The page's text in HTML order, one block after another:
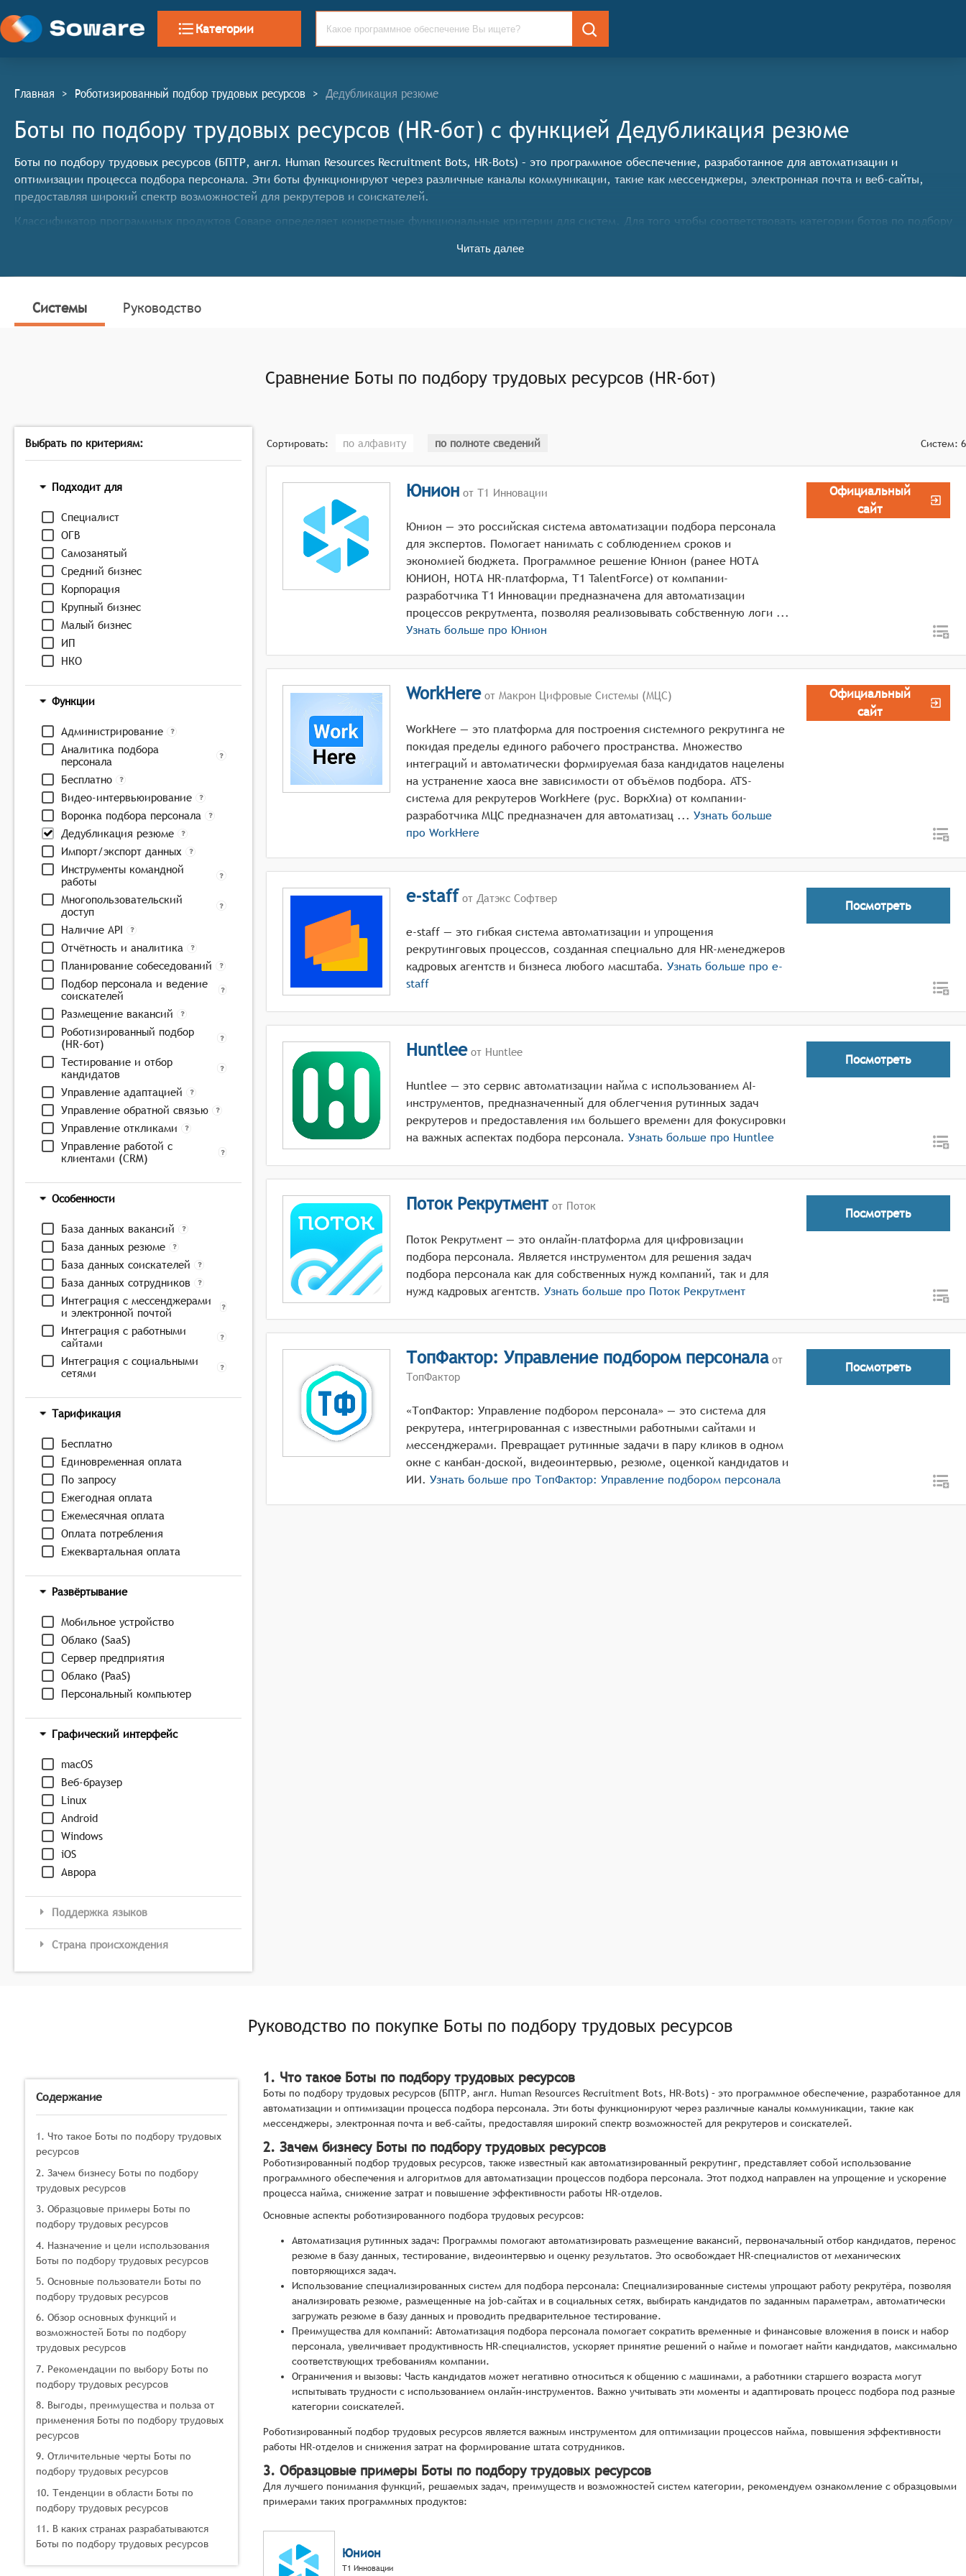
Категории
Главная > Роботизированный подбор трудовых ресурсов > Дедубликация резюме
Боты по подбору трудовых ресурсов (HR-бот) c функцией Дедубликация резюме
Боты по подбору трудовых ресурсов (БПТР, англ. Human Resources Recruitment Bots, HR-Bots) – это программное обеспечение, разработанное для автоматизации и
оптимизации процесса подбора персонала. Эти боты функционируют через различные каналы коммуникации, такие как мессенджеры, электронная почта и веб-сайты,
предоставляя широкий спектр возможностей для рекрутеров и соискателей.
Классификатор программных продуктов Соваре определяет конкретные функциональные критерии для систем. Для того чтобы соответствовать категории ботов по подбору
Фильтрация откликов: Системы должны фильтровать отклики кандидатов по заданным критериям, таким как навыки, опыт работы, образование и местоположение.
Оценка квалификации кандидата: Боты должны оценивать квалификацию кандидата, анализируя его резюме, опыт работы и результаты собеседований.
поддерживая диалог до момента принятия решения о найме.
Читать далее
Системы Руководство
Сравнение Боты по подбору трудовых ресурсов (HR-бот)
Выбрать по критериям:
Подходит для
Специалист
ОГВ
Самозанятый
Средний бизнес
Корпорация
Крупный бизнес
Малый бизнес
ИП
НКО
Функции
Администрирование
Аналитика подбора
персонала
Бесплатно
Видео-интервьюирование
Воронка подбора персонала
Дедубликация резюме
Импорт/экспорт данных
Инструменты командной
работы
Многопользовательский
доступ
Наличие API
Отчётность и аналитика
Планирование собеседований
Подбор персонала и ведение
соискателей
Размещение вакансий
Роботизированный подбор
(HR-бот)
Тестирование и отбор
кандидатов
Управление адаптацией
Управление обратной связью
Управление откликами
Управление работой с
клиентами (CRM)
Особенности
База данных вакансий
База данных резюме
База данных соискателей
База данных сотрудников
Интеграция с мессенджерами
и электронной почтой
Интеграция с работными
сайтами
Интеграция с социальными
сетями
Тарификация
Бесплатно
Единовременная оплата
По запросу
Ежегодная оплата
Ежемесячная оплата
Оплата потребления
Ежеквартальная оплата
Развёртывание
Мобильное устройство
Облако (SaaS)
Сервер предприятия
Облако (PaaS)
Персональный компьютер
Графический интерфейс
macOS
Веб-браузер
Linux
Android
Windows
iOS
Аврора
Поддержка языков
Страна происхождения
Сортировать: по алфавиту по полноте сведений Систем: 6
Юнион от Т1 Инновации
Юнион — это российская система автоматизации подбора персонала
для экспертов. Помогает нанимать с соблюдением сроков и
экономией бюджета. Программное решение Юнион (ранее НОТА
ЮНИОН, НОТА HR-платформа, Т1 TalentForce) от компании-
разработчика Т1 Инновации предназначена для автоматизации
процессов рекрутмента, позволяя реализовывать собственную логи ...
Узнать больше про Юнион
Официальный
сайт
WorkHereот Макрон Цифровые Системы (МЦС)
WorkHere — это платформа для построения системного рекрутинга не
покидая пределы единого рабочего пространства. Множество
интеграций и автоматически формируемая база кандидатов нацелены
на устранение хаоса вне зависимости от объёмов подбора. ATS-
система для рекрутеров WorkHere (рус. ВоркХиа) от компании-
разработчика МЦС предназначен для автоматизац ... Узнать больше
про WorkHere
Официальный
сайт
e-staff от Датэкс Софтвер
e-staff — это гибкая система автоматизации и упрощения
рекрутинговых процессов, созданная специально для HR-менеджеров
кадровых агентств и бизнеса любого масштаба. Узнать больше про e-
staff
Посмотреть
Huntleeот Huntlee
Huntlee — это сервис автоматизации найма с использованием AI-
инструментов, предназначенный для облегчения рутинных задач
рекрутеров и предоставления им большего времени для фокусировки
на важных аспектах подбора персонала. Узнать больше про Huntlee
Посмотреть
Поток Рекрутментот Поток
Поток Рекрутмент — это онлайн-платформа для цифровизации
подбора персонала. Является инструментом для решения задач
подбора персонала как для собственных нужд компаний, так и для
нужд кадровых агентств. Узнать больше про Поток Рекрутмент
Посмотреть
ТопФактор: Управление подбором персоналаот
ТопФактор
«ТопФактор: Управление подбором персонала» — это система для
рекрутера, интегрированная с известными работными сайтами и
мессенджерами. Превращает рутинные задачи в пару кликов в одном
окне с канбан-доской, видеоинтервью, резюме, оценкой кандидатов и
ИИ. Узнать больше про ТопФактор: Управление подбором персонала
Посмотреть
Руководство по покупке Боты по подбору трудовых ресурсов
Содержание
1. Что такое Боты по подбору трудовых
ресурсов
2. Зачем бизнесу Боты по подбору
трудовых ресурсов
3. Образцовые примеры Боты по
подбору трудовых ресурсов
4. Назначение и цели использования
Боты по подбору трудовых ресурсов
5. Основные пользователи Боты по
подбору трудовых ресурсов
6. Обзор основных функций и
возможностей Боты по подбору
трудовых ресурсов
7. Рекомендации по выбору Боты по
подбору трудовых ресурсов
8. Выгоды, преимущества и польза от
применения Боты по подбору трудовых
ресурсов
9. Отличительные черты Боты по
подбору трудовых ресурсов
10. Тенденции в области Боты по
подбору трудовых ресурсов
11. В каких странах разрабатываются
Боты по подбору трудовых ресурсов
1. Что такое Боты по подбору трудовых ресурсов
Боты по подбору трудовых ресурсов (БПТР, англ. Human Resources Recruitment Bots, HR-Bots) – это программное обеспечение, разработанное для
автоматизации и оптимизации процесса подбора персонала. Эти боты функционируют через различные каналы коммуникации, такие как
мессенджеры, электронная почта и веб-сайты, предоставляя широкий спектр возможностей для рекрутеров и соискателей.
2. Зачем бизнесу Боты по подбору трудовых ресурсов
Роботизированный подбор трудовых ресурсов, также известный как автоматизированный рекрутинг, представляет собой использование
программного обеспечения и алгоритмов для автоматизации процессов подбора персонала. Этот подход направлен на упрощение и ускорение
процесса найма, снижение затрат и повышение эффективности работы HR-отделов.
Основные аспекты роботизированного подбора трудовых ресурсов:
Автоматизация рутинных задач: Программы помогают автоматизировать размещение вакансий, первоначальный отбор кандидатов, перенос
резюме в базу данных, тестирование, видеоинтервью и оценку результатов. Это освобождает HR-специалистов от механических
повторяющихся задач.
Использование специализированных систем для подбора персонала: Специализированные системы упрощают работу рекрутёра, позволяя
анализировать резюме, размещенные на job-сайтах и в социальных сетях, выбирать кандидатов по заданным параметрам, автоматически
загружать резюме в базу данных и проводить предварительное тестирование.
Преимущества для компаний: Автоматизация подбора персонала помогает сократить временные и финансовые вложения в поиск и набор
персонала, увеличивает продуктивность HR-специалистов, ускоряет принятие решений о найме и помогает найти кандидатов, максимально
соответствующих требованиям компании.
Ограничения и вызовы: Часть кандидатов может негативно относиться к общению с машинами, а работники старшего возраста могут
испытывать трудности с использованием онлайн-инструментов. Важно учитывать эти моменты и адаптировать процесс подбора под разные
категории соискателей.
Роботизированный подбор трудовых ресурсов является важным инструментом для оптимизации процессов найма, повышения эффективности
работы HR-отделов и снижения затрат на формирование штата сотрудников.
3. Образцовые примеры Боты по подбору трудовых ресурсов
Для лучшего понимания функций, решаемых задач, преимуществ и возможностей систем категории, рекомендуем ознакомление с образцовыми
примерами таких программных продуктов:
Юнион
Т1 Инновации